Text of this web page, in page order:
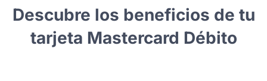
Descubre los beneficios de tu
tarjeta Mastercard Débito